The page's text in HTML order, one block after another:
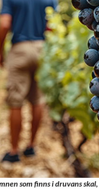
som finns i druvans